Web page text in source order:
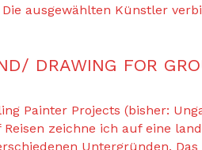
Die ausgewählten Künstler
DRAWING FOR
Painter Projects (bisher:
zeichne ich auf eine
Untergründen.